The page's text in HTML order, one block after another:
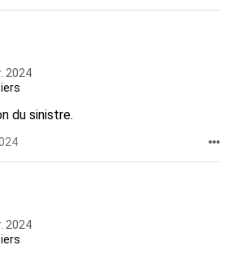
2024
du sinistre.
2024